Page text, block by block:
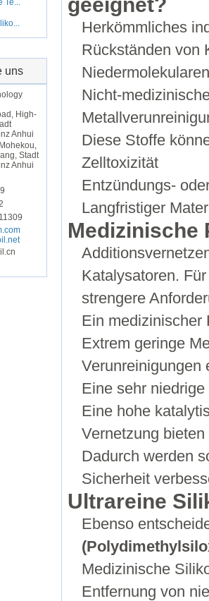
Te...
uns
High-
Anhui
Stadt
Anhui
Herkömmliches
Rückständen von
Nicht-
Diese Stoffe
Zelltoxizität
Entzündungs-
Langfristiger
Medizinische
Katalysatoren.
strengere
Ein medizinischer
Extrem geringe
Verunreinigungen
Eine sehr
Eine hohe
Vernetzung bieten
Dadurch werden
Sicherheit
Ultrareine
Ebenso
Medizinische
Entfernung von